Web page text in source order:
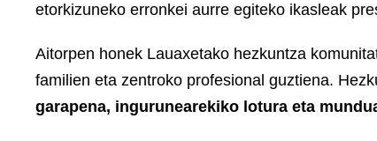
etorkizuneko erronkei aurre egiteko ikasleak
Aitorpen honek Lauaxetako hezkuntza
familien eta zentroko profesional guztiena.
garapena, ingurunearekiko lotura eta